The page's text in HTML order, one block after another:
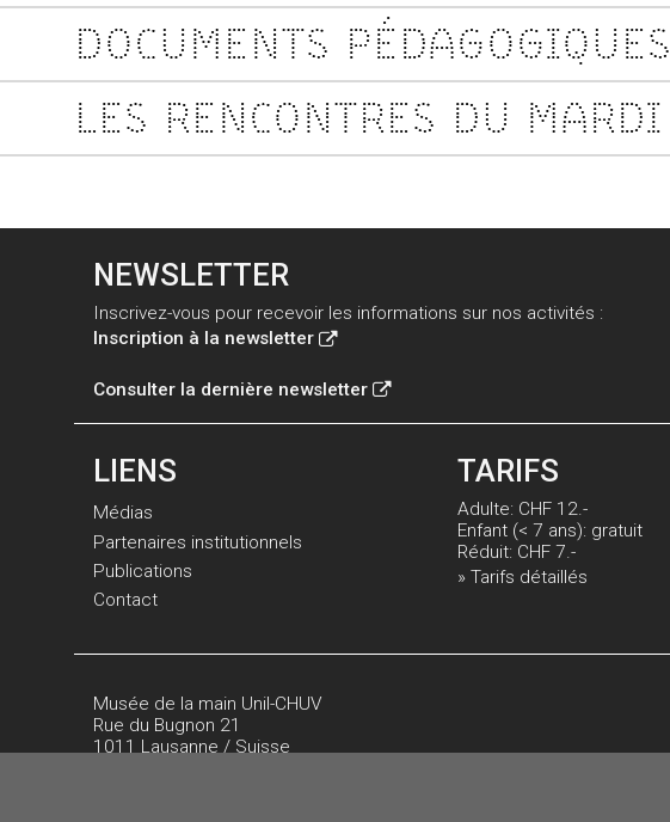
DOCUMENTS PÉDAGOGIQUES
LES RENCONTRES DU MARDI
NEWSLETTER
Inscrivez-vous pour recevoir les informations sur nos activités :
Inscription à la newsletter
Consulter la dernière newsletter
LIENS
Médias
Partenaires institutionnels
Publications
Contact
TARIFS
Adulte: CHF 12.-
Enfant (< 7 ans): gratuit
Réduit: CHF 7.-
» Tarifs détaillés
Musée de la main Unil-CHUV
Rue du Bugnon 21
1011 Lausanne / Suisse